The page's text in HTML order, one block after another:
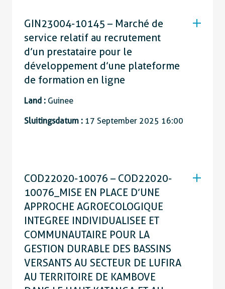
GIN23004-10145 – Marché de
service relatif au recrutement
d’un prestataire pour le
développement d’une plateforme
de formation en ligne
Land : Guinee
Sluitingsdatum : 17 September 2025 16:00
COD22020-10076 – COD22020-
10076_MISE EN PLACE D’UNE
APPROCHE AGROECOLOGIQUE
INTEGREE INDIVIDUALISEE ET
COMMUNAUTAIRE POUR LA
GESTION DURABLE DES BASSINS
VERSANTS AU SECTEUR DE LUFIRA
AU TERRITOIRE DE KAMBOVE